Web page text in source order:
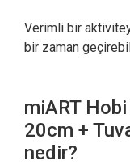
Verimli bir
bir zaman
miART
20cm +
nedir?